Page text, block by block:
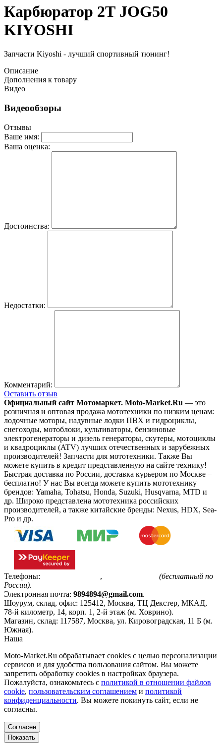
Карбюратор 2Т JOG50
KIYOSHI
Запчасти Kiyoshi - лучший спортивный тюнинг!
Описание
Дополнения к товару
Видео
Видеообзоры
Отзывы
Ваше имя:
Ваша оценка:
Достоинства:
Недостатки:
Комментарий:
Оставить отзыв
Официальный сайт Мотомаркет. Moto-Market.Ru — это
розничная и оптовая продажа мототехники по низким ценам:
лодочные моторы, надувные лодки ПВХ и гидроциклы,
снегоходы, мотоблоки, культиваторы, бензиновые
электрогенераторы и дизель генераторы, скутеры, мотоциклы
и квадроциклы (ATV) лучших отечественных и зарубежных
производителей! Запчасти для мототехники. Также Вы
можете купить в кредит представленную на сайте технику!
Быстрая доставка по России, доставка курьером по Москве –
бесплатно! У нас Вы всегда можете купить мототехнику
брендов: Yamaha, Tohatsu, Honda, Suzuki, Husqvarna, MTD и
др. Широко представлена мототехника российских
производителей, а также китайские бренды: Nexus, HDX, Sea-
Pro и др.
Телефоны: ,
(бесплатный по
России).
Электронная почта: 9894894@gmail.com.
Шоурум, склад, офис: 125412, Москва, ТЦ Декстер, МКАД,
78-й километр, 14, корп. 1, 2-й этаж (м. Ховрино).
Магазин, склад: 117587, Москва, ул. Кировоградская, 11 Б (м.
Южная).
Наша
Moto-Market.Ru обрабатывает сookies с целью персонализации
сервисов и для удобства пользования сайтом. Вы можете
запретить обработку сookies в настройках браузера.
Пожалуйста, ознакомьтесь с политикой в отношении файлов
cookie, пользовательским соглашением и политикой
конфиденциальности. Вы можете покинуть сайт, если не
согласны.
Согласен
Показать